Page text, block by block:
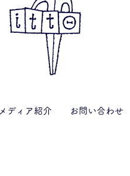
メディア紹介 お問い合わせ